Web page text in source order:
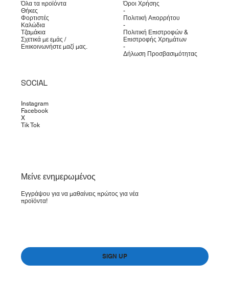
Όλα τα προϊόντα
Θήκες
Φορτιστές
Καλώδια
Τζαμάκια
Σχετικά με εμάς /
Επικοινωνήστε μαζί μας.
Όροι Χρήσης
-
Πολιτική Απορρήτου
-
Πολιτική Επιστροφών &
Επιστροφής Χρημάτων
-
Δήλωση Προσβασιμότητας
SOCIAL
Instagram
Facebook
X
Tik Tok
​Μείνε ενημερωμένος
Εγγράψου για να μαθαίνεις πρώτος για νέα
προϊόντα!
SIGN UP